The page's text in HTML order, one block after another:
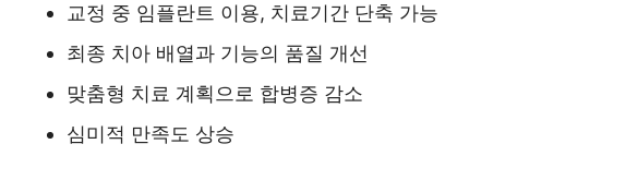
교정 중 임플란트 이용, 치료기간 단축 가능
최종 치아 배열과 기능의 품질 개선
맞춤형 치료 계획으로 합병증 감소
심미적 만족도 상승